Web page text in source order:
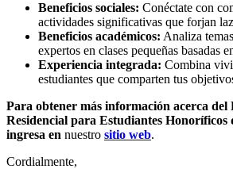
Beneficios sociales: Conéctate con
actividades significativas que forjan
Beneficios académicos: Analiza
expertos en clases pequeñas basadas
Experiencia integrada: Combina
estudiantes que comparten tus
Para obtener más información acerca del
Residencial para Estudiantes Honoríficos
ingresa en nuestro sitio web.
Cordialmente,